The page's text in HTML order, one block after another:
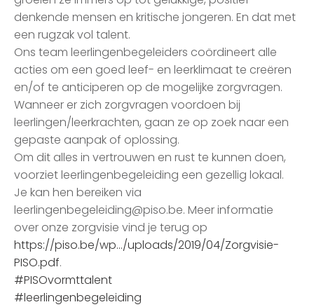
denkende mensen en kritische jongeren. En dat met
een rugzak vol talent.
Ons team leerlingenbegeleiders coördineert alle
acties om een goed leef- en leerklimaat te creëren
en/of te anticiperen op de mogelijke zorgvragen.
Wanneer er zich zorgvragen voordoen bij
leerlingen/leerkrachten, gaan ze op zoek naar een
gepaste aanpak of oplossing.
Om dit alles in vertrouwen en rust te kunnen doen,
voorziet leerlingenbegeleiding een gezellig lokaal.
Je kan hen bereiken via
leerlingenbegeleiding@piso.be. Meer informatie
over onze zorgvisie vind je terug op
https://piso.be/wp…/uploads/2019/04/Zorgvisie-
PISO.pdf.
#PISOvormttalent
#leerlingenbegeleiding